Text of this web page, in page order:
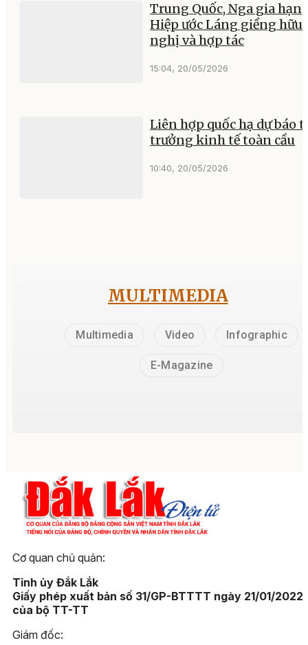
Trung Quốc, Nga gia hạn
Hiệp ước Láng giềng hữu
nghị và hợp tác
15:04, 20/05/2026
Liên hợp quốc hạ dự báo
trưởng kinh tế toàn cầu
10:40, 20/05/2026
MULTIMEDIA
Multimedia Video Infographic
E-Magazine
Cơ quan chủ quản:
Tỉnh ủy Đắk Lắk
Giấy phép xuất bản số 31/GP-BTTTT ngày 21/01/2022
của bộ TT-TT
Giám đốc: